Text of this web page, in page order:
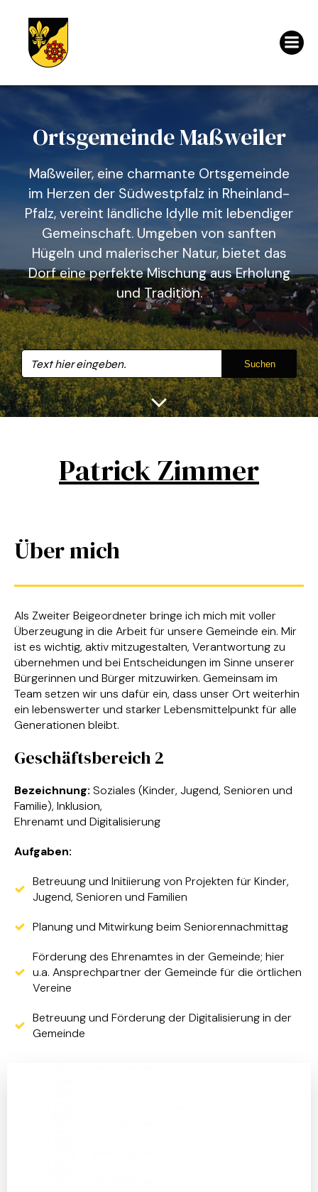
Ortsgemeinde Maßweiler
Maßweiler, eine charmante Ortsgemeinde
im Herzen der Südwestpfalz in Rheinland-
Pfalz, vereint ländliche Idylle mit lebendiger
Gemeinschaft. Umgeben von sanften
Hügeln und malerischer Natur, bietet das
Dorf eine perfekte Mischung aus Erholung
und Tradition.
Suchen
Patrick Zimmer
Über mich
Als Zweiter Beigeordneter bringe ich mich mit voller
Überzeugung in die Arbeit für unsere Gemeinde ein. Mir
ist es wichtig, aktiv mitzugestalten, Verantwortung zu
übernehmen und bei Entscheidungen im Sinne unserer
Bürgerinnen und Bürger mitzuwirken. Gemeinsam im
Team setzen wir uns dafür ein, dass unser Ort weiterhin
ein lebenswerter und starker Lebensmittelpunkt für alle
Generationen bleibt.
Geschäftsbereich 2
Bezeichnung: Soziales (Kinder, Jugend, Senioren und
Familie), Inklusion,
Ehrenamt und Digitalisierung
Aufgaben:
Betreuung und Initiierung von Projekten für Kinder,
Jugend, Senioren und Familien
Planung und Mitwirkung beim Seniorennachmittag
Förderung des Ehrenamtes in der Gemeinde; hier
u.a. Ansprechpartner der Gemeinde für die örtlichen
Vereine
Betreuung und Förderung der Digitalisierung in der
Gemeinde